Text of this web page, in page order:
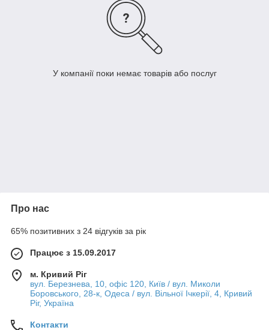
У компанії поки немає товарів або послуг
Про нас
65% позитивних з 24 відгуків за рік
Працює з 15.09.2017
м. Кривий Ріг
вул. Березнева, 10, офіс 120, Київ / вул. Миколи
Боровського, 28-к, Одеса / вул. Вільної Ічкерії, 4, Кривий
Ріг, Україна
Контакти